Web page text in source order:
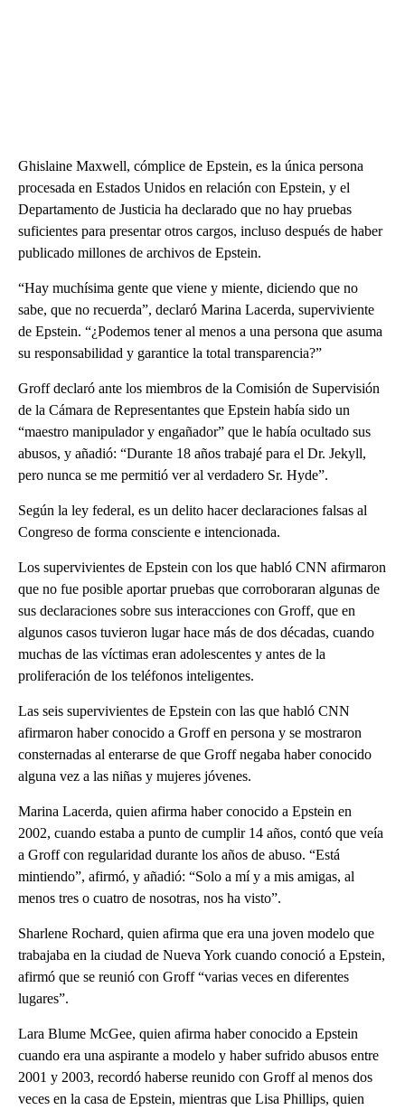
Ghislaine Maxwell, cómplice de Epstein, es la única persona
procesada en Estados Unidos en relación con Epstein, y el
Departamento de Justicia ha declarado que no hay pruebas
suficientes para presentar otros cargos, incluso después de haber
publicado millones de archivos de Epstein.
“Hay muchísima gente que viene y miente, diciendo que no
sabe, que no recuerda”, declaró Marina Lacerda, superviviente
de Epstein. “¿Podemos tener al menos a una persona que asuma
su responsabilidad y garantice la total transparencia?”
Groff declaró ante los miembros de la Comisión de Supervisión
de la Cámara de Representantes que Epstein había sido un
“maestro manipulador y engañador” que le había ocultado sus
abusos, y añadió: “Durante 18 años trabajé para el Dr. Jekyll,
pero nunca se me permitió ver al verdadero Sr. Hyde”.
Según la ley federal, es un delito hacer declaraciones falsas al
Congreso de forma consciente e intencionada.
Los supervivientes de Epstein con los que habló CNN afirmaron
que no fue posible aportar pruebas que corroboraran algunas de
sus declaraciones sobre sus interacciones con Groff, que en
algunos casos tuvieron lugar hace más de dos décadas, cuando
muchas de las víctimas eran adolescentes y antes de la
proliferación de los teléfonos inteligentes.
Las seis supervivientes de Epstein con las que habló CNN
afirmaron haber conocido a Groff en persona y se mostraron
consternadas al enterarse de que Groff negaba haber conocido
alguna vez a las niñas y mujeres jóvenes.
Marina Lacerda, quien afirma haber conocido a Epstein en
2002, cuando estaba a punto de cumplir 14 años, contó que veía
a Groff con regularidad durante los años de abuso. “Está
mintiendo”, afirmó, y añadió: “Solo a mí y a mis amigas, al
menos tres o cuatro de nosotras, nos ha visto”.
Sharlene Rochard, quien afirma que era una joven modelo que
trabajaba en la ciudad de Nueva York cuando conoció a Epstein,
afirmó que se reunió con Groff “varias veces en diferentes
lugares”.
Lara Blume McGee, quien afirma haber conocido a Epstein
cuando era una aspirante a modelo y haber sufrido abusos entre
2001 y 2003, recordó haberse reunido con Groff al menos dos
veces en la casa de Epstein, mientras que Lisa Phillips, quien